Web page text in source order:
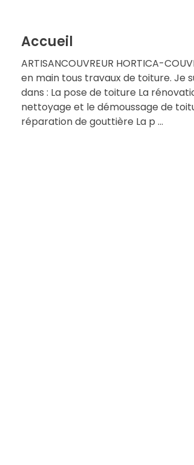
Accueil
ARTISANCOUVREUR HORTICA-
en main tous travaux de toiture. Je
dans : La pose de toiture La
nettoyage et le démoussage de
réparation de gouttière La p ...